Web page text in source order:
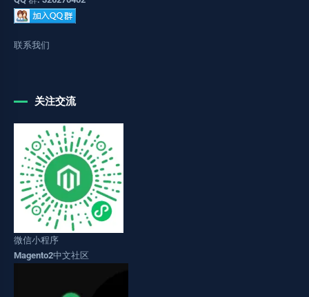
联系我们
关注交流
微信小程序
Magento2中文社区